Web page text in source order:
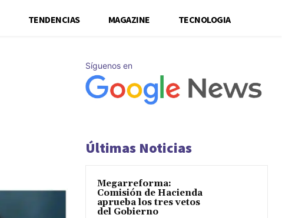
TENDENCIAS MAGAZINE TECNOLOGIA
Síguenos en
Últimas Noticias
Megarreforma:
Comisión de Hacienda
aprueba los tres vetos
del Gobierno